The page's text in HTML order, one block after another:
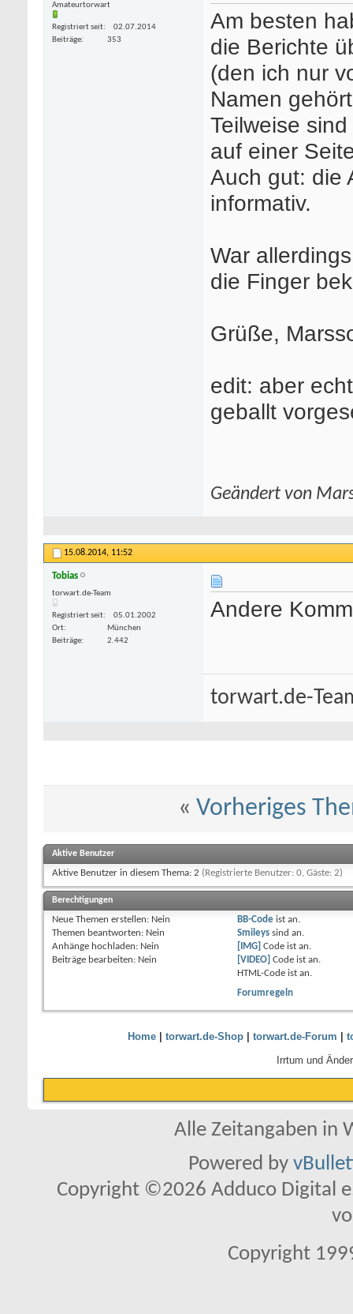
Amateurtorwart
Registriert seit
02.07.2014
Beiträge
353
Am besten
die Berichte
(den ich nur
Namen
Teilweise
auf einer
Auch gut: die
informativ.
War
die Finger
Grüße,
edit: aber
geballt
Geändert von
15.08.2014, 11:52
Tobias
torwart.de-Team
freivideocategorie/4/teen/ kostenlose porno
Registriert seit
05.01.2002
Ort
München
Beiträge
2.442
Andere
torwart.de-
« Vorheriges
Aktive Benutzer
Aktive Benutzer in diesem Thema: 2 (Registrierte Benutzer: 0, Gäste: 2)
Berechtigungen
Neue Themen erstellen: Nein
Themen beantworten: Nein
Anhänge hochladen: Nein
Beiträge bearbeiten: Nein
BB-Codeist an.
Smileyssind an.
[IMG] Code ist an.
[VIDEO] Code ist an.
HTML-Code ist an.
Forumregeln
Home| torwart.de-Shop| torwart.de-Forum
Irrtum und
Alle Zeitangaben in
Powered by
Copyright ©2026 Adduco Digital
Copyright